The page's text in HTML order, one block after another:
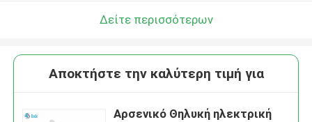
Δείτε περισσότερων
Αποκτήστε την καλύτερη τιμή για
Αρσενικό Θηλυκή ηλεκτρική